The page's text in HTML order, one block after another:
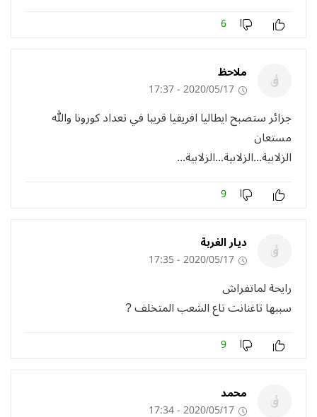
6
ملاحظ
2020/05/17 - 17:37
جزائر ستصبح ايطاليا افريقيا قريبا في تعداد كورونا والله
مستعان
الزلابية...الزلابية...الزلابية...
9
ديار الغربة
2020/05/17 - 17:35
رايحة لماتفراش
سببها تاغنانت تاع الشعب المتخلف ?
9
محمد
2020/05/17 - 17:34